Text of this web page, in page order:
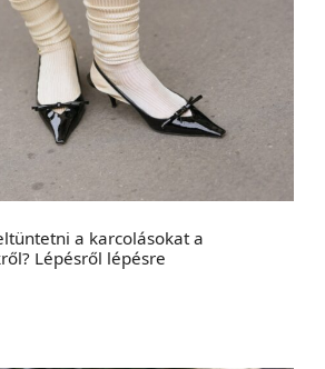
a karcolásokat a
Lépésről lépésre